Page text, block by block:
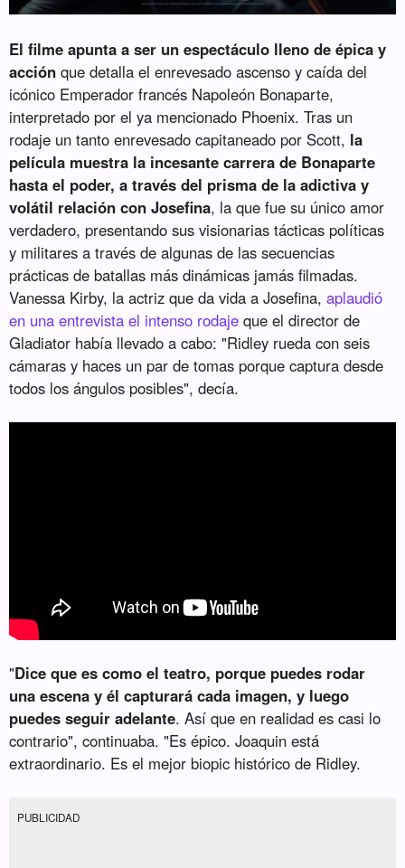
El filme apunta a ser un espectáculo lleno de épica y
acción que detalla el enrevesado ascenso y caída del
icónico Emperador francés Napoleón Bonaparte,
interpretado por el ya mencionado Phoenix. Tras un
rodaje un tanto enrevesado capitaneado por Scott, la
película muestra la incesante carrera de Bonaparte
hasta el poder, a través del prisma de la adictiva y
volátil relación con Josefina, la que fue su único amor
verdadero, presentando sus visionarias tácticas políticas
y militares a través de algunas de las secuencias
prácticas de batallas más dinámicas jamás filmadas.
Vanessa Kirby, la actriz que da vida a Josefina,aplaudió
en una entrevista el intenso rodaje que el director de
Gladiator había llevado a cabo: "Ridley rueda con seis
cámaras y haces un par de tomas porque captura desde
todos los ángulos posibles", decía.
"Dice que es como el teatro, porque puedes rodar
una escena y él capturará cada imagen, y luego
puedes seguir adelante. Así que en realidad es casi lo
contrario", continuaba. "Es épico. Joaquin está
extraordinario. Es el mejor biopic histórico de Ridley.
PUBLICIDAD